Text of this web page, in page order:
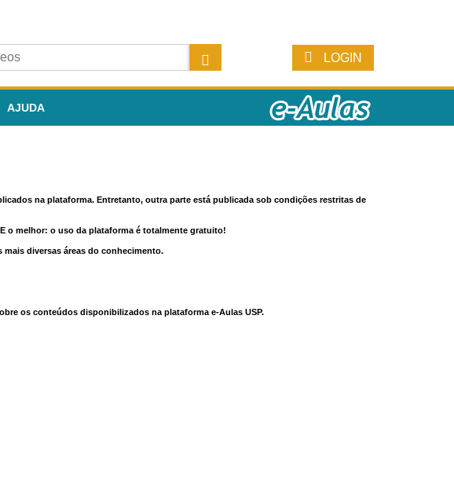
LOGIN
AJUDA
na plataforma. Entretanto, outra parte está publicada sob condições restritas de
o melhor: o uso da plataforma é totalmente gratuito!
mais diversas áreas do conhecimento.
os conteúdos disponibilizados na plataforma e-Aulas USP.